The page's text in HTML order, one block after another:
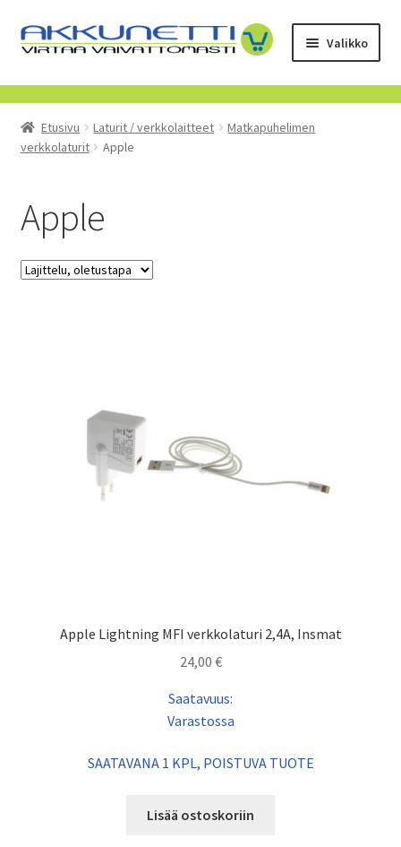
Siirry
navigointiin
Siirry
sisältöön
Valikko
Kauppa
Tietoa meistä
Toimitusehdot
POISTUVAT TUOTTEET
Etusivu Laturit / verkkolaitteet
Matkapuhelimen
verkkolaturit
Apple
Apple
Apple Lightning MFI verkkolaturi 2,4A, Insmat
24,00 €
Saatavuus:
Varastossa
SAATAVANA 1 KPL, POISTUVA TUOTE
Lisää ostoskoriin